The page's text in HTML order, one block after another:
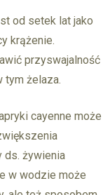
od setek lat jako
krążenie.
przyswajalność
tym żelaza.
cayenne może
ds. żywienia
w wodzie może